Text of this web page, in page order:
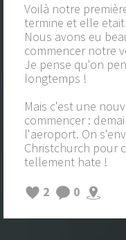
Voilà notre
termine et elle
Nous avons eu
commencer notre
Je pense qu'on
longtemps !
Mais c'est une
commencer :
l'aeroport. On
Christchurch pour
tellement hate !
2
0